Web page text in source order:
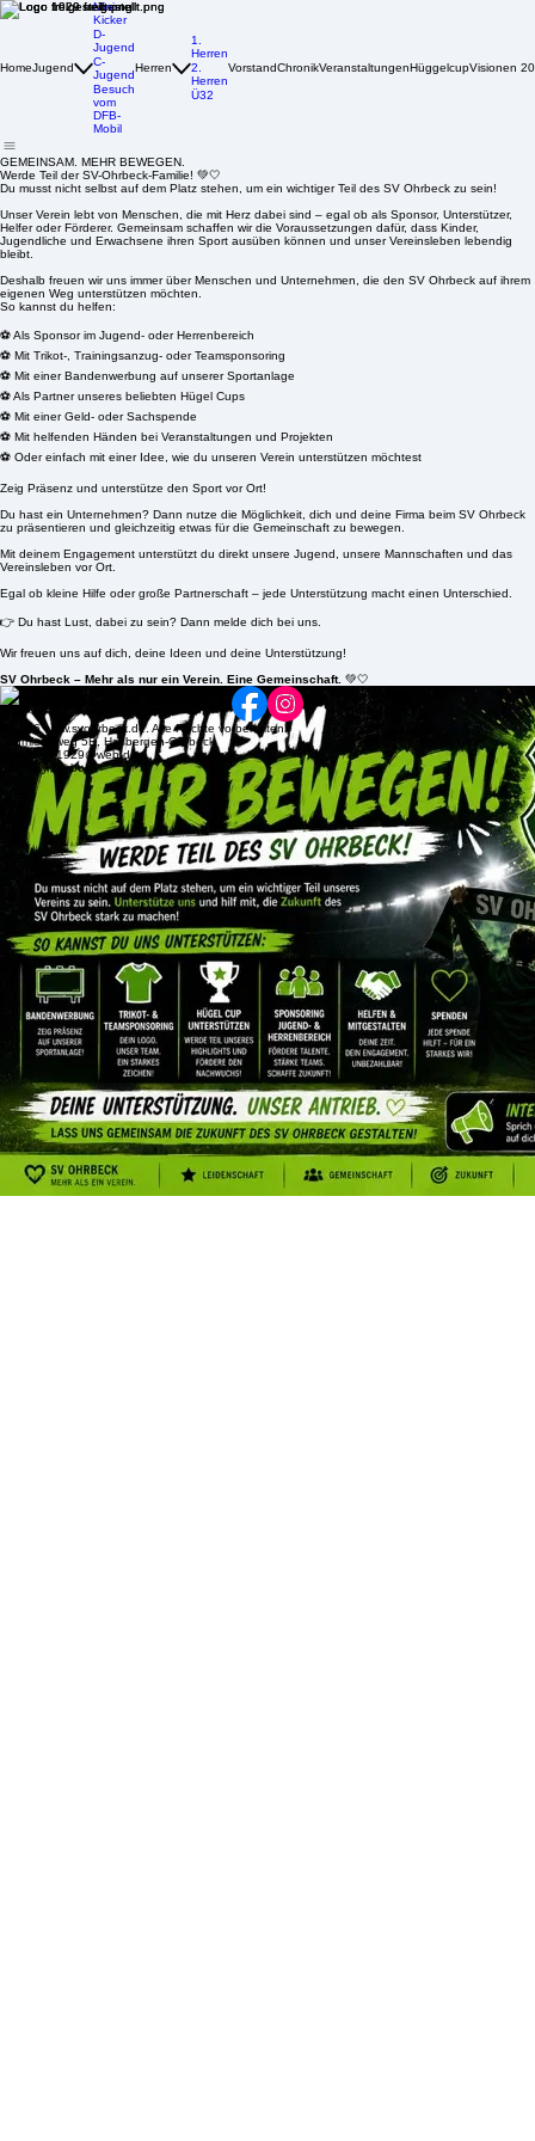
HomeJugend
Mini-
Kicker
D-
Jugend
C-
Jugend
Besuch
vom
DFB-
Mobil
Herren
1.
Herren
2.
Herren
Ü32
VorstandChronikVeranstaltungenHüggelcupVisionen
GEMEINSAM. MEHR BEWEGEN.
Werde Teil der SV-Ohrbeck-Familie! 💚🤍
Du musst nicht selbst auf dem Platz stehen, um ein wichtiger Teil des SV Ohrbeck zu sein!
Unser Verein lebt von Menschen, die mit Herz dabei sind – egal ob als Sponsor, Unterstützer,
Helfer oder Förderer. Gemeinsam schaffen wir die Voraussetzungen dafür, dass Kinder,
Jugendliche und Erwachsene ihren Sport ausüben können und unser Vereinsleben lebendig
bleibt.
Deshalb freuen wir uns immer über Menschen und Unternehmen, die den SV Ohrbeck auf ihrem
eigenen Weg unterstützen möchten.
So kannst du helfen:
⚽ Als Sponsor im Jugend- oder Herrenbereich
⚽ Mit Trikot-, Trainingsanzug- oder Teamsponsoring
⚽ Mit einer Bandenwerbung auf unserer Sportanlage
⚽ Als Partner unseres beliebten Hügel Cups
⚽ Mit einer Geld- oder Sachspende
⚽ Mit helfenden Händen bei Veranstaltungen und Projekten
⚽ Oder einfach mit einer Idee, wie du unseren Verein unterstützen möchtest
Zeig Präsenz und unterstütze den Sport vor Ort!
Du hast ein Unternehmen? Dann nutze die Möglichkeit, dich und deine Firma beim SV Ohrbeck
zu präsentieren und gleichzeitig etwas für die Gemeinschaft zu bewegen.
Mit deinem Engagement unterstützt du direkt unsere Jugend, unsere Mannschaften und das
Vereinsleben vor Ort.
Egal ob kleine Hilfe oder große Partnerschaft – jede Unterstützung macht einen Unterschied.
👉 Du hast Lust, dabei zu sein? Dann melde dich bei uns.
Wir freuen uns auf dich, deine Ideen und deine Unterstützung!
SV Ohrbeck – Mehr als nur ein Verein. Eine Gemeinschaft. 💚🤍
© 2026 www.svohrbeck.de. Alle Rechte vorbehalten.
Schmiedeweg 5B, Hasbergen-Ohrbeck
svohrbeck1929@web.de
Bilder by Zimbo